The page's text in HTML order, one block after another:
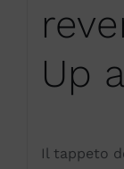
Up
Il tappeto